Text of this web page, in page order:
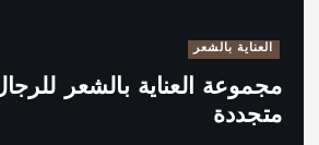
العناية بالشعر
مجموعة العناية بالشعر
متجددة